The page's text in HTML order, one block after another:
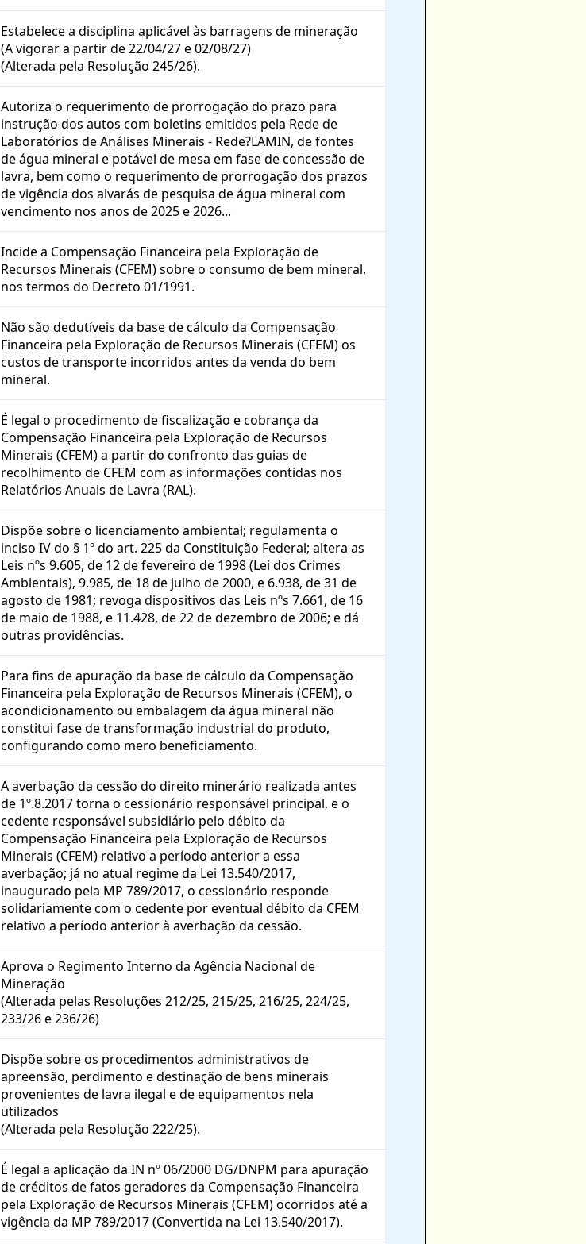
Estabelece a disciplina aplicável às barragens de mineração
(A vigorar a partir de 22/04/27 e 02/08/27)
(Alterada pela Resolução 245/26).
Autoriza o requerimento de prorrogação do prazo para
instrução dos autos com boletins emitidos pela Rede de
Laboratórios de Análises Minerais - Rede?LAMIN, de fontes
de água mineral e potável de mesa em fase de concessão de
lavra, bem como o requerimento de prorrogação dos prazos
de vigência dos alvarás de pesquisa de água mineral com
vencimento nos anos de 2025 e 2026...
Incide a Compensação Financeira pela Exploração de
Recursos Minerais (CFEM) sobre o consumo de bem mineral,
nos termos do Decreto 01/1991.
Não são dedutíveis da base de cálculo da Compensação
Financeira pela Exploração de Recursos Minerais (CFEM) os
custos de transporte incorridos antes da venda do bem
mineral.
É legal o procedimento de fiscalização e cobrança da
Compensação Financeira pela Exploração de Recursos
Minerais (CFEM) a partir do confronto das guias de
recolhimento de CFEM com as informações contidas nos
Relatórios Anuais de Lavra (RAL).
Dispõe sobre o licenciamento ambiental; regulamenta o
inciso IV do § 1º do art. 225 da Constituição Federal; altera as
Leis nºs 9.605, de 12 de fevereiro de 1998 (Lei dos Crimes
Ambientais), 9.985, de 18 de julho de 2000, e 6.938, de 31 de
agosto de 1981; revoga dispositivos das Leis nºs 7.661, de 16
de maio de 1988, e 11.428, de 22 de dezembro de 2006; e dá
outras providências.
Para fins de apuração da base de cálculo da Compensação
Financeira pela Exploração de Recursos Minerais (CFEM), o
acondicionamento ou embalagem da água mineral não
constitui fase de transformação industrial do produto,
configurando como mero beneficiamento.
A averbação da cessão do direito minerário realizada antes
de 1º.8.2017 torna o cessionário responsável principal, e o
cedente responsável subsidiário pelo débito da
Compensação Financeira pela Exploração de Recursos
Minerais (CFEM) relativo a período anterior a essa
averbação; já no atual regime da Lei 13.540/2017,
inaugurado pela MP 789/2017, o cessionário responde
solidariamente com o cedente por eventual débito da CFEM
relativo a período anterior à averbação da cessão.
Aprova o Regimento Interno da Agência Nacional de
Mineração
(Alterada pelas Resoluções 212/25, 215/25, 216/25, 224/25,
233/26 e 236/26)
Dispõe sobre os procedimentos administrativos de
apreensão, perdimento e destinação de bens minerais
provenientes de lavra ilegal e de equipamentos nela
utilizados
(Alterada pela Resolução 222/25).
É legal a aplicação da IN nº 06/2000 DG/DNPM para apuração
de créditos de fatos geradores da Compensação Financeira
pela Exploração de Recursos Minerais (CFEM) ocorridos até a
vigência da MP 789/2017 (Convertida na Lei 13.540/2017).